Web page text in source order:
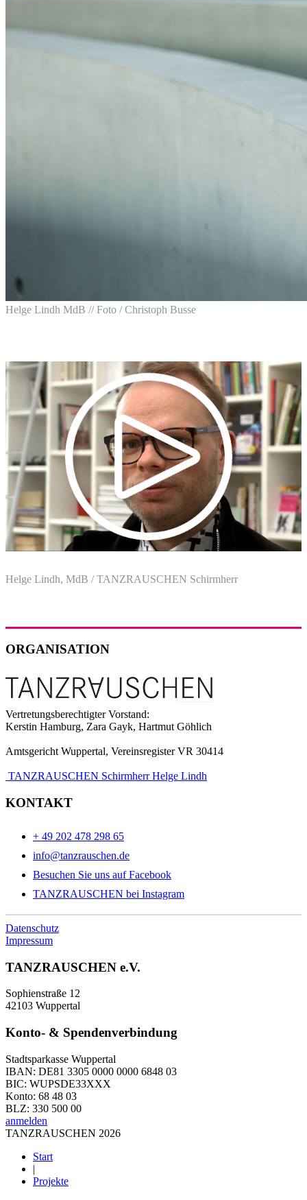
Helge Lindh MdB // Foto / Christoph Busse
Helge Lindh, MdB / TANZRAUSCHEN Schirmherr
ORGANISATION
Vertretungsberechtigter Vorstand:
Kerstin Hamburg, Zara Gayk, Hartmut Göhlich
Amtsgericht Wuppertal, Vereinsregister VR 30414
TANZRAUSCHEN Schirmherr Helge Lindh
KONTAKT
+ 49 202 478 298 65
info@tanzrauschen.de
Besuchen Sie uns auf Facebook
TANZRAUSCHEN bei Instagram
Datenschutz
Impressum
TANZRAUSCHEN e.V.
Sophienstraße 12
42103 Wuppertal
Konto- & Spendenverbindung
Stadtsparkasse Wuppertal
IBAN: DE81 3305 0000 0000 6848 03
BIC: WUPSDE33XXX
Konto: 68 48 03
BLZ: 330 500 00
anmelden
TANZRAUSCHEN 2026
Start
|
Projekte